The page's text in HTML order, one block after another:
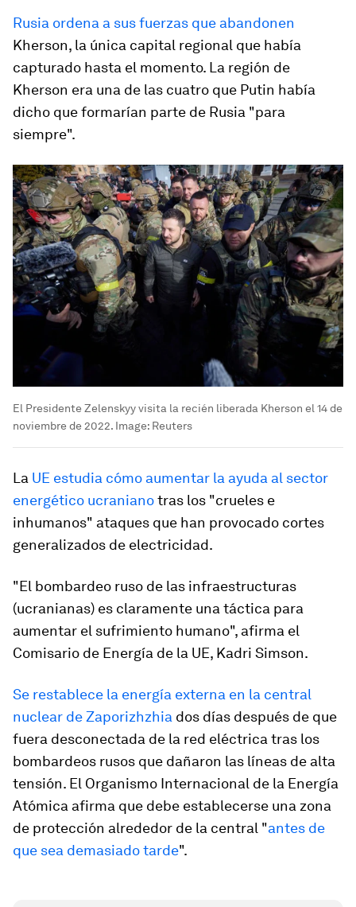
Rusia ordena a sus fuerzas que abandonen
Kherson, la única capital regional que había
capturado hasta el momento. La región de
Kherson era una de las cuatro que Putin había
dicho que formarían parte de Rusia "para
siempre".
El Presidente Zelenskyy visita la recién liberada Kherson el 14 de
noviembre de 2022. Image: Reuters
La UE estudia cómo aumentar la ayuda al sector
energético ucranianotras los "crueles e
inhumanos" ataques que han provocado cortes
generalizados de electricidad.
"El bombardeo ruso de las infraestructuras
(ucranianas) es claramente una táctica para
aumentar el sufrimiento humano", afirma el
Comisario de Energía de la UE, Kadri Simson.
Se restablece la energía externa en la central
nuclear de Zaporizhzhia dos días después de que
fuera desconectada de la red eléctrica tras los
bombardeos rusos que dañaron las líneas de alta
tensión. El Organismo Internacional de la Energía
Atómica afirma que debe establecerse una zona
de protección alrededor de la central "antes de
que sea demasiado tarde".